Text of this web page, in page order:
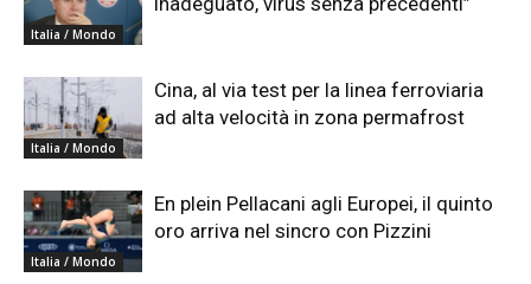
Italia / Mondo
Italia / Mondo
Cina, al via test per la linea ferroviaria
ad alta velocità in zona permafrost
Italia / Mondo
En plein Pellacani agli Europei, il quinto
oro arriva nel sincro con Pizzini